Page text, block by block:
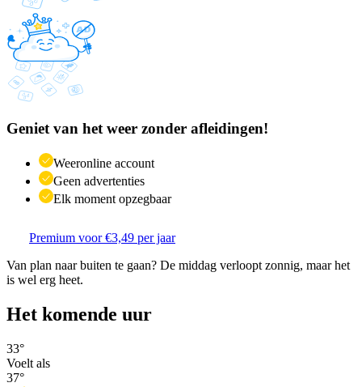
Geniet van het weer zonder afleidingen!
Weeronline account
Geen advertenties
Elk moment opzegbaar
Premium voor €3,49 per jaar
Van plan naar buiten te gaan? De middag verloopt zonnig, maar het
is wel erg heet.
Het komende uur
33°
Voelt als
37°